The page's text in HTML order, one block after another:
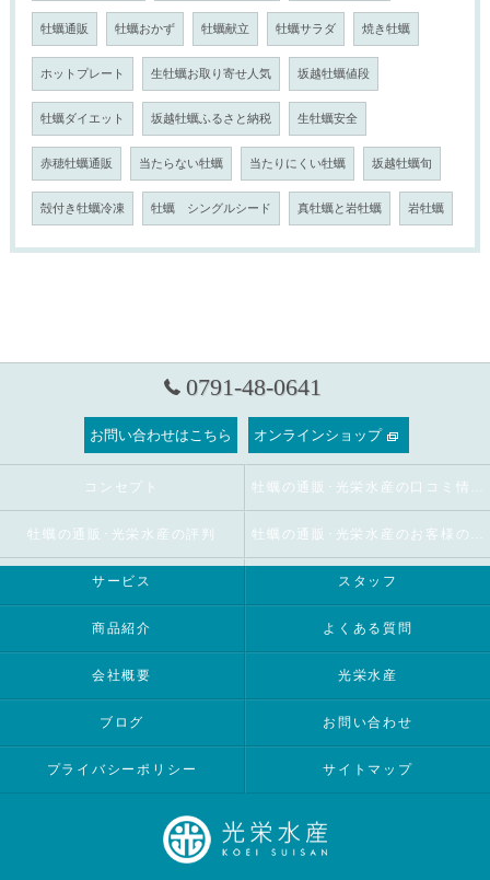
牡蠣通販 牡蠣おかず 牡蠣献立 牡蠣サラダ 焼き牡蠣
ホットプレート 生牡蠣お取り寄せ人気 坂越牡蠣値段
牡蠣ダイエット 坂越牡蠣ふるさと納税 生牡蠣安全
赤穂牡蠣通販 当たらない牡蠣 当たりにくい牡蠣 坂越牡蠣旬
殻付き牡蠣冷凍 牡蠣 シングルシード 真牡蠣と岩牡蠣 岩牡蠣
0791-48-0641
お問い合わせはこちら オンラインショップ
コンセプト
牡蠣の通販･光栄水産の評判
サービス スタッフ
商品紹介 よくある質問
会社概要 光栄水産
ブログ お問い合わせ
プライバシーポリシー サイトマップ